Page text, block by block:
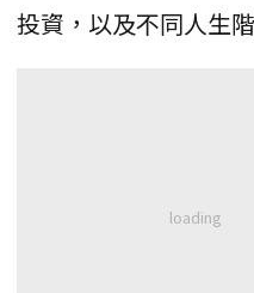
投資，以及不同人生